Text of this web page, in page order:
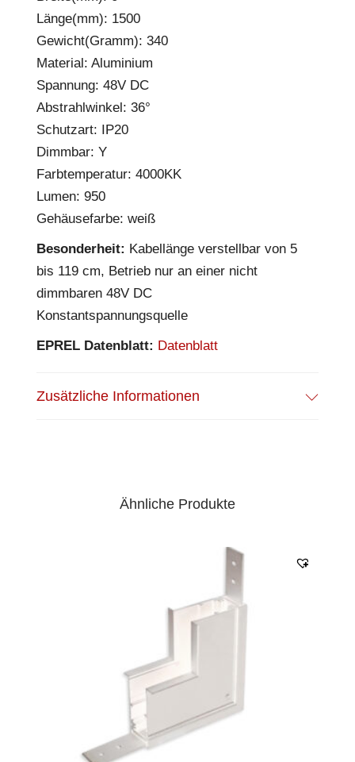
Länge(mm): 1500
Gewicht(Gramm): 340
Material: Aluminium
Spannung: 48V DC
Abstrahlwinkel: 36°
Schutzart: IP20
Dimmbar: Y
Farbtemperatur: 4000KK
Lumen: 950
Gehäusefarbe: weiß
Besonderheit: Kabellänge verstellbar von 5
bis 119 cm, Betrieb nur an einer nicht
dimmbaren 48V DC
Konstantspannungsquelle
EPREL Datenblatt: Datenblatt
Zusätzliche Informationen
Ähnliche Produkte